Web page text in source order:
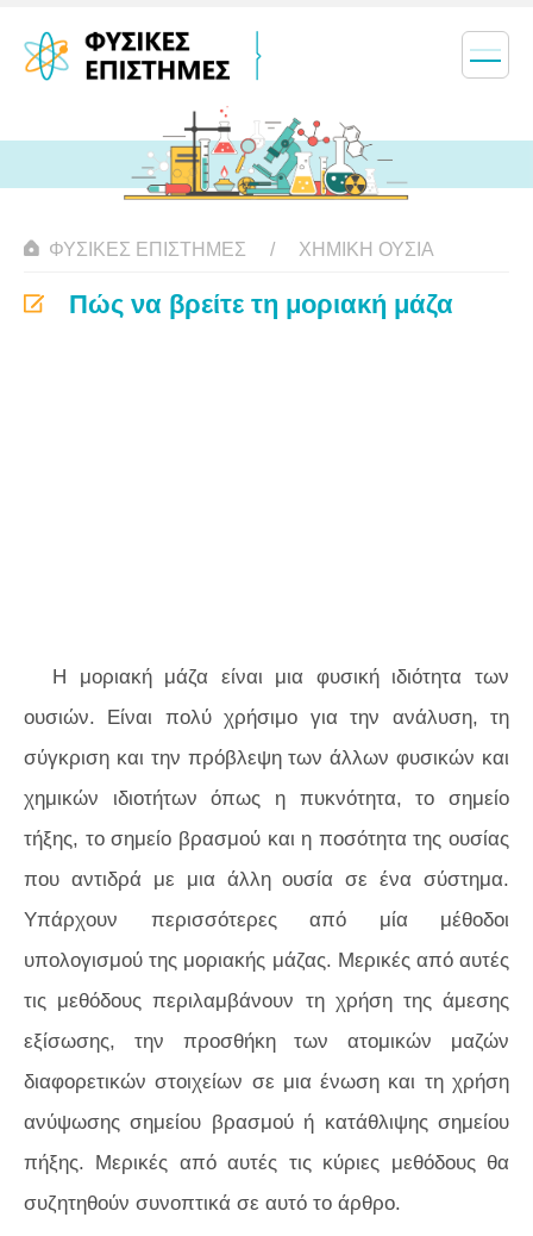
ΦΥΣΙΚΈΣ ΕΠΙΣΤΉΜΕΣ ΧΗΜΙΚΉ ΟΥΣΊΑ
Πώς να βρείτε τη μοριακή μάζα
Η μοριακή μάζα είναι μια φυσική ιδιότητα των
ουσιών. Είναι πολύ χρήσιμο για την ανάλυση, τη
σύγκριση και την πρόβλεψη των άλλων φυσικών και
χημικών ιδιοτήτων όπως η πυκνότητα, το σημείο
τήξης, το σημείο βρασμού και η ποσότητα της ουσίας
που αντιδρά με μια άλλη ουσία σε ένα σύστημα.
Υπάρχουν περισσότερες από μία μέθοδοι
υπολογισμού της μοριακής μάζας. Μερικές από αυτές
τις μεθόδους περιλαμβάνουν τη χρήση της άμεσης
εξίσωσης, την προσθήκη των ατομικών μαζών
διαφορετικών στοιχείων σε μια ένωση και τη χρήση
ανύψωσης σημείου βρασμού ή κατάθλιψης σημείου
πήξης. Μερικές από αυτές τις κύριες μεθόδους θα
συζητηθούν συνοπτικά σε αυτό το άρθρο.